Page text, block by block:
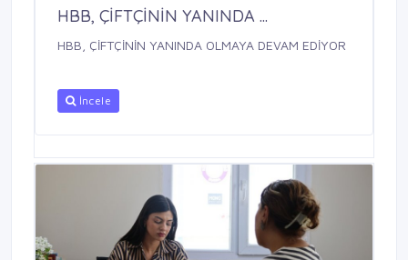
HBB, ÇİFTÇİNİN YANINDA ...
HBB, ÇİFTÇİNİN YANINDA OLMAYA DEVAM EDİYOR
İncele